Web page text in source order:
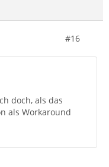
#16
doch, als das
als Workaround